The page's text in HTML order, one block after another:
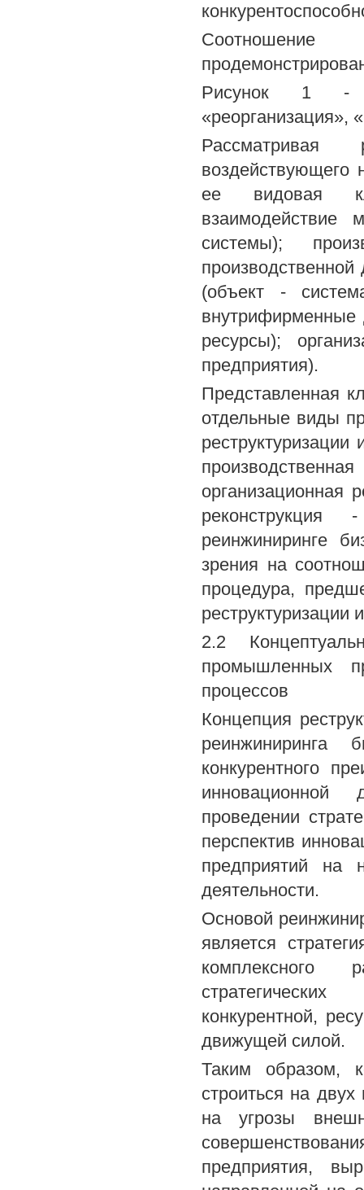
Соотношение
Рисунок 1 -
«реорганизация»,
Рассматривая
воздействующего
ее видовая
взаимодействие
системы);
производственной
(объект -
внутрифирменные
ресурсы);
предприятия).
Представленная
отдельные виды
организационная
реконструкция
реинжиниринге
зрения на
процедура,
реструктуризации
2.2
промышленных
процессов
Концепция
реинжиниринга
конкурентного
инновационной
проведении
перспектив
предприятий на
деятельности.
Основой
является
комплексного
конкурентной,
движущей силой.
Таким образом,
строиться на
на угрозы
предприятия,